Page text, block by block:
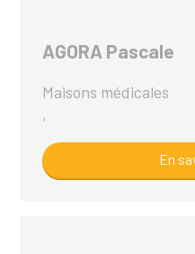
AGORA Pascale
Maisons médicales
,
En